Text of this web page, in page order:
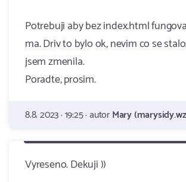
Potrebuji aby bez index.html
ma. Driv to bylo ok, nevim co se
jsem zmenila.
Poradte, prosim.
8.8. 2023 · 19:25 · autorMary
Vyreseno. Dekuji ))